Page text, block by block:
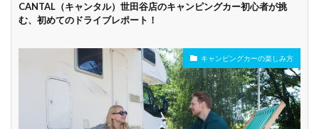
CANTAL（キャンタル）世田谷店のキャンピングカー初心者が挑
む、初めてのドライブレポート！
キャンピングカーの楽しみ方